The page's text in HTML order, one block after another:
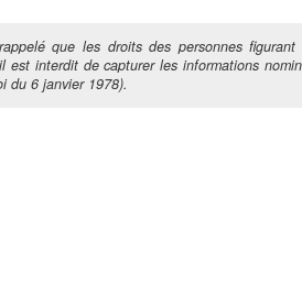
que les droits des personnes
est interdit de capturer les informations
du 6 janvier 1978).